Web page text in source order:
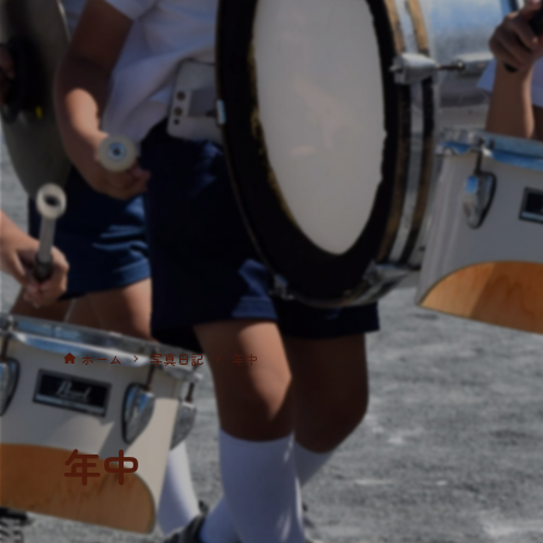
ホーム 写真日記 年中
年中